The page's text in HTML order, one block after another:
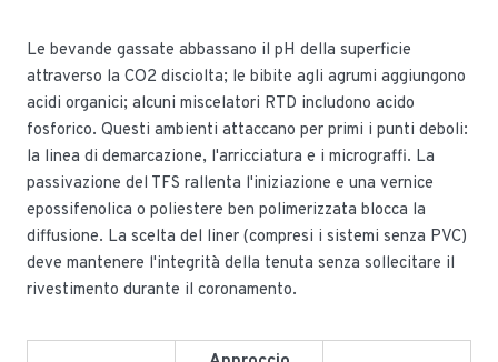
Le bevande gassate abbassano il pH della superficie
attraverso la CO2 disciolta; le bibite agli agrumi aggiungono
acidi organici; alcuni miscelatori RTD includono acido
fosforico. Questi ambienti attaccano per primi i punti deboli:
la linea di demarcazione, l'arricciatura e i micrograffi. La
passivazione del TFS rallenta l'iniziazione e una vernice
epossifenolica o poliestere ben polimerizzata blocca la
diffusione. La scelta del liner (compresi i sistemi senza PVC)
deve mantenere l'integrità della tenuta senza sollecitare il
rivestimento durante il coronamento.